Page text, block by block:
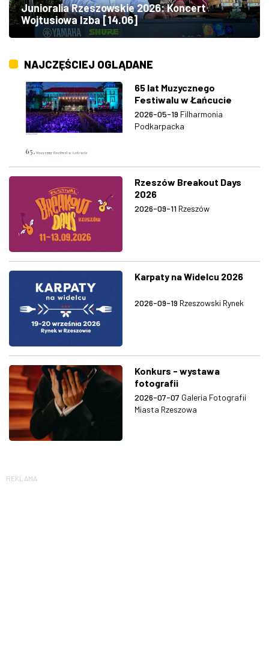
Junioralia Rzeszowskie 2026: Koncert
Wojtusiowa Izba [14.06]
NAJCZĘŚCIEJ OGLĄDANE
65 lat Muzycznego
Festiwalu w Łańcucie
2026-05-19 Filharmonia
Podkarpacka
Rzeszów Breakout Days
2026
2026-09-11 Rzeszów
Karpaty na Widelcu 2026
2026-09-19 Rzeszowski Rynek
Konkurs - wystawa
fotografii
2026-07-07 Galeria Fotografii
Miasta Rzeszowa
REKLAMA